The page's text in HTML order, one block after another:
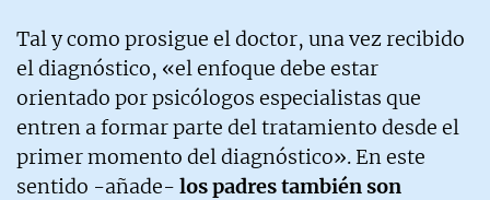
Tal y como prosigue el doctor, una vez recibido
el diagnóstico, «el enfoque debe estar
orientado por psicólogos especialistas que
entren a formar parte del tratamiento desde el
primer momento del diagnóstico». En este
sentido -añade- los padres también son